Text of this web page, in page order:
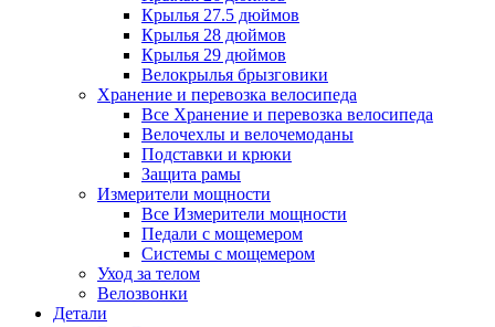
Крылья 27.5 дюймов
Крылья 28 дюймов
Крылья 29 дюймов
Велокрылья брызговики
Хранение и перевозка велосипеда
Все Хранение и перевозка велосипеда
Велочехлы и велочемоданы
Подставки и крюки
Защита рамы
Измерители мощности
Все Измерители мощности
Педали с мощемером
Системы с мощемером
Уход за телом
Велозвонки
Детали